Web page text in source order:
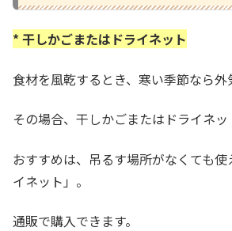
* 干しかごまたはドライネット
食材を風乾するとき、寒い季節なら外
その場合、干しかごまたはドライネッ
おすすめは、吊るす場所がなくても
イネット」。
通販で購入できます。